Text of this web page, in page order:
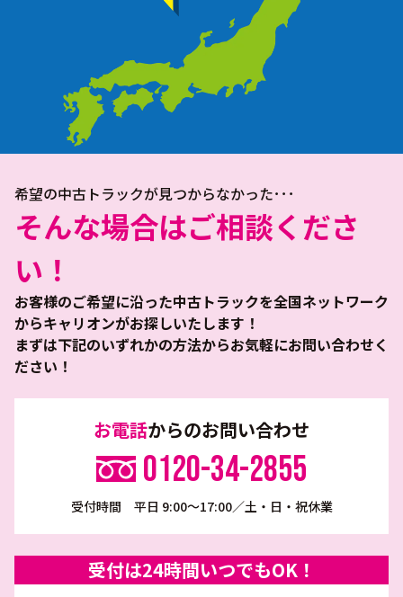
希望の中古トラックが見つからなかった･･･
そんな場合はご相談くださ
い！
お客様のご希望に沿った中古トラックを全国ネットワーク
からキャリオンがお探しいたします！
まずは下記のいずれかの方法からお気軽にお問い合わせく
ださい！
お電話からのお問い合わせ
0120-34-2855
受付時間 平日 9:00～17:00／土・日・祝休業
受付は24時間いつでもOK！